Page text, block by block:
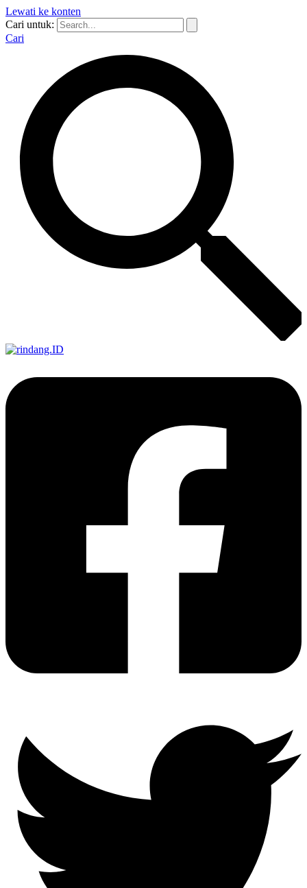
Lewati ke konten
Cari untuk:
Cari